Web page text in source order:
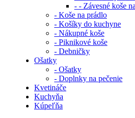
- - Závesné koše
- Koše na prádlo
- Košíky do kuchyne
- Nákupné koše
- Piknikové koše
- Debničky
Ošatky
- Ošatky
- Doplnky na pečenie
Kvetináče
Kuchyňa
Kúpeľňa